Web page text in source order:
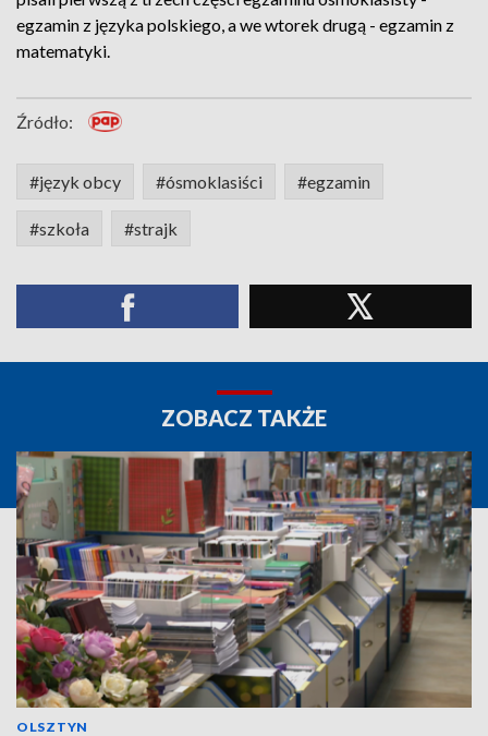
egzamin z języka polskiego, a we wtorek drugą - egzamin z
matematyki.
Źródło:
#język obcy #ósmoklasiści #egzamin
#szkoła #strajk
ZOBACZ TAKŻE
OLSZTYN